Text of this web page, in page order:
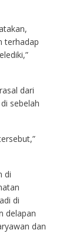
terhadap
dari
sebelah
di
di
delapan
dan